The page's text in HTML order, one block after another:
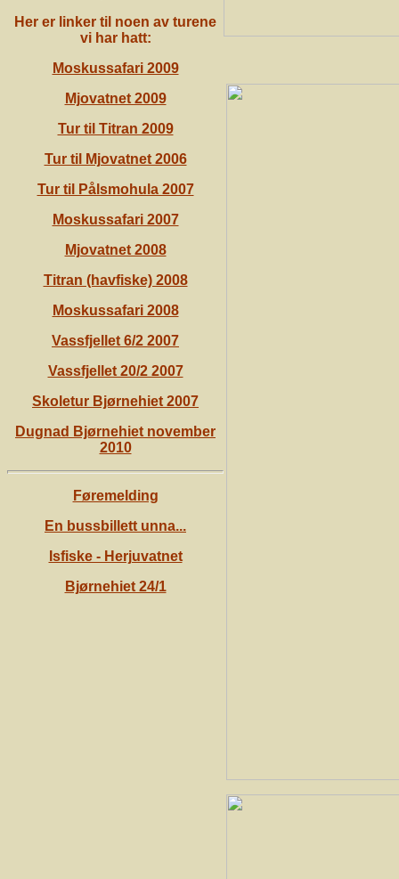
Her er linker til noen av turene
vi har hatt:
Moskussafari 2009
Mjovatnet 2009
Tur til Titran 2009
Tur til Mjovatnet 2006
Tur til Pålsmohula 2007
Moskussafari 2007
Mjovatnet 2008
Titran (havfiske) 2008
Moskussafari 2008
Vassfjellet 6/2 2007
Vassfjellet 20/2 2007
Skoletur Bjørnehiet 2007
Dugnad Bjørnehiet november
2010
Føremelding
En bussbillett unna...
Isfiske - Herjuvatnet
Bjørnehiet 24/1